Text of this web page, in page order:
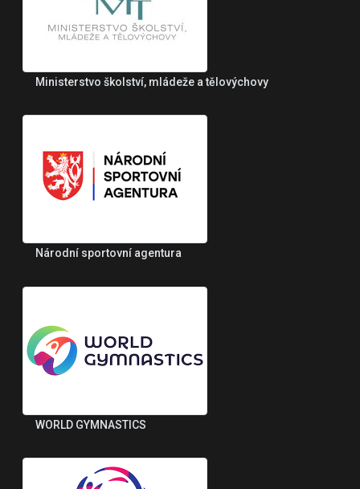
Ministerstvo školství, mládeže a tělovýchovy
Národní sportovní agentura
WORLD GYMNASTICS